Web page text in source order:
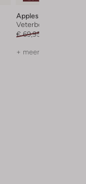
Apples & Pears
Veterboots
€ 69,95
+ meer kleuren